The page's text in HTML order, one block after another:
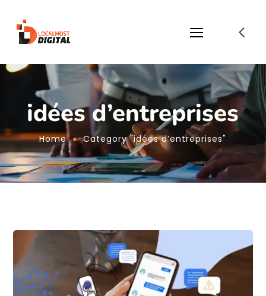
idées d’entreprises
Home Category "idées d’entreprises"